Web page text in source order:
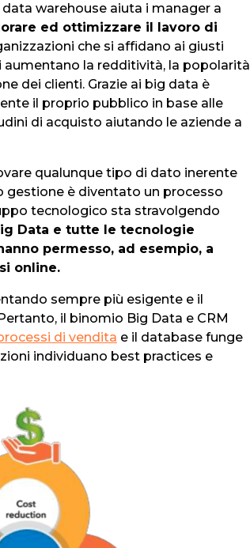
warehouse aiuta i manager a
ed ottimizzare il lavoro di
che si affidano ai giusti
la redditività, la popolarità
dei clienti. Grazie ai big data è
il proprio pubblico in base alle
di acquisto aiutando le aziende a
qualunque tipo di dato inerente
gestione è diventato un processo
tecnologico sta stravolgendo
Data e tutte le tecnologie
permesso, ad esempio, a
online.
sempre più esigente e il
il binomio Big Data e CRM
di vendita e il database funge
individuano best practices e